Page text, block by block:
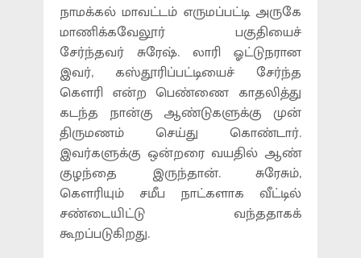
நாமக்கல் மாவட்டம் எருமப்பட்டி அருகே
மாணிக்கவேலூர் பகுதியைச்
சேர்ந்தவர் சுரேஷ். லாரி ஓட்டுநரான
இவர், கஸ்தூரிப்பட்டியைச் சேர்ந்த
கெளரி என்ற பெண்ணை காதலித்து
கடந்த நான்கு ஆண்டுகளுக்கு முன்
திருமணம் செய்து கொண்டார்.
இவர்களுக்கு ஒன்றரை வயதில் ஆண்
குழந்தை இருந்தான். சுரேசும்,
கெளரியும் சமீப நாட்களாக வீட்டில்
சண்டையிட்டு வந்ததாகக்
கூறப்படுகிறது.